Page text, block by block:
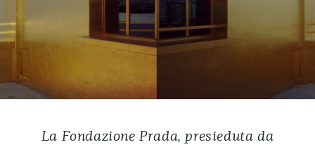
La Fondazione Prada, presieduta da